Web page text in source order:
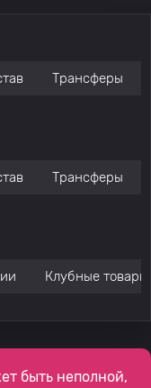
Трансферы
Трансферы
Клубные
быть неполной,